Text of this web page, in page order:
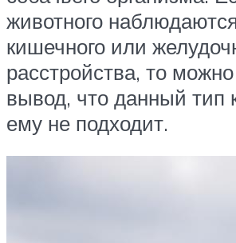
животного
кишечного или
расстройства, то
вывод, что данный тип
ему не подходит.